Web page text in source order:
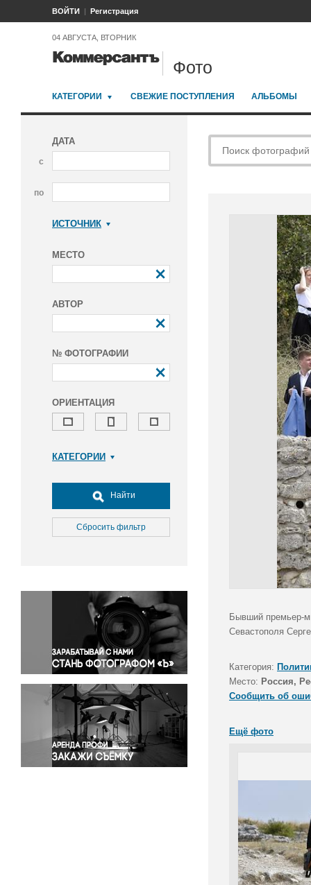
ВОЙТИ Регистрация
04 АВГУСТА, ВТОРНИК
Фото
КАТЕГОРИИ СВЕЖИЕ ПОСТУПЛЕНИЯ АЛЬБОМЫ
ДАТА
с
по
ИСТОЧНИК
МЕСТО
АВТОР
№ ФОТОГРАФИИ
ОРИЕНТАЦИЯ
КАТЕГОРИИ
Досуг, туризм и отдых
Культура
Медицина
Окружающая среда
Политика
Правосудие
Происшествия и конфликты
Религия
Светская жизнь
Спорт
Экология
Экономика и бизнес
Найти
Сбросить фильтр
Бывший премьер-
Севастополя
Категория:
Место: Россия,
Сообщить об
Ещё фото